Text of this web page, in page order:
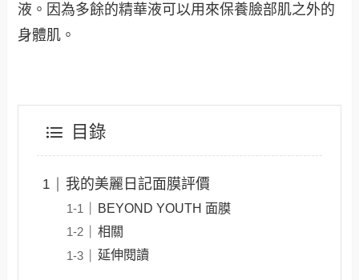
液。因為多餘的精華液可以用來保養臉部肌之外的
身體肌。
目錄
我的美麗日記面膜評價
BEYOND YOUTH 面膜
相關
延伸閱讀